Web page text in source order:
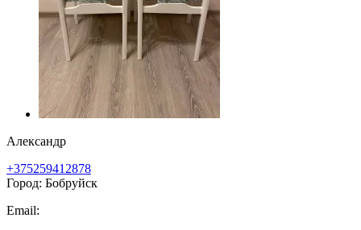
Александр
+375259412878
Город: Бобруйск
Email: